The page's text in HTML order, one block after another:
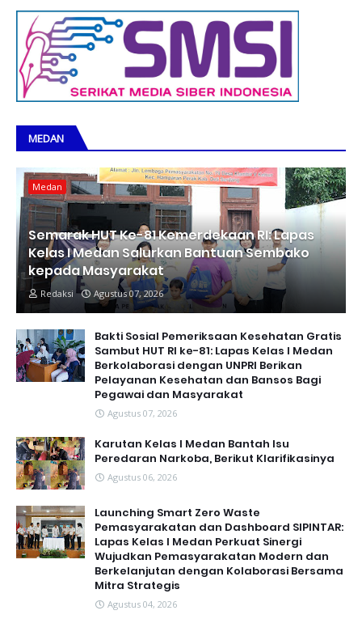
MEDAN
Medan
Semarak HUT Ke-81 Kemerdekaan RI: Lapas
Kelas I Medan Salurkan Bantuan Sembako
kepada Masyarakat
Redaksi Agustus 07, 2026
Bakti Sosial Pemeriksaan Kesehatan Gratis
Sambut HUT RI ke-81: Lapas Kelas I Medan
Berkolaborasi dengan UNPRI Berikan
Pelayanan Kesehatan dan Bansos Bagi
Pegawai dan Masyarakat
Agustus 07, 2026
Karutan Kelas I Medan Bantah Isu
Peredaran Narkoba, Berikut Klarifikasinya
Agustus 06, 2026
Launching Smart Zero Waste
Pemasyarakatan dan Dashboard SIPINTAR:
Lapas Kelas I Medan Perkuat Sinergi
Wujudkan Pemasyarakatan Modern dan
Berkelanjutan dengan Kolaborasi Bersama
Mitra Strategis
Agustus 04, 2026